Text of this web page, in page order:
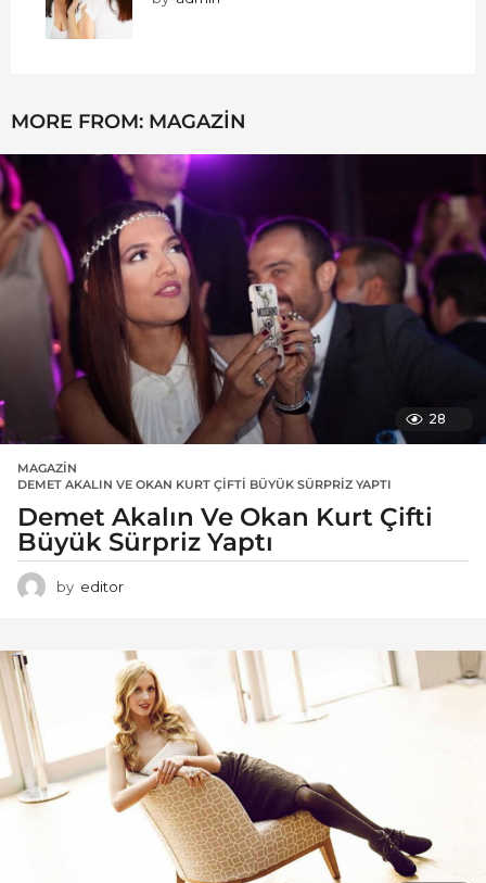
MORE FROM: MAGAZIN
28
MAGAZIN
DEMET AKALIN VE OKAN KURT ÇIFTI BÜYÜK SÜRPRIZ YAPTI
Demet Akalın Ve Okan Kurt Çifti
Büyük Sürpriz Yaptı
by editor